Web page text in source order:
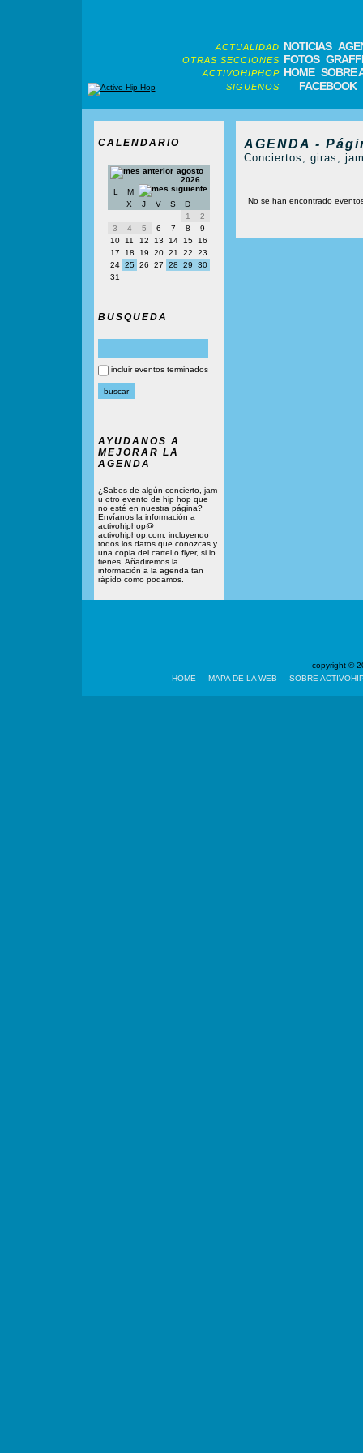
ACTUALIDAD NOTICIAS
OTRAS SECCIONES FOTOS
ACTIVOHIPHOP HOME SOBRE
SIGUENOS FACEBOOK
CALENDARIO
agosto
2026
L
M
X
J V S
D
1
2
3
4 5 6 7 8
9
10
11 12 13 14 15
16
17
18 19 20 21 22
23
24 25 26 27 28 29
30
31
BUSQUEDA
incluir eventos terminados
AYUDANOS A
MEJORAR LA
AGENDA
¿Sabes de algún concierto, jam
u otro evento de hip hop que
no esté en nuestra página?
Envíanos la información a
activohiphop@
activohiphop.com, incluyendo
todos los datos que conozcas y
una copia del cartel o flyer, si lo
tienes. Añadiremos la
información a la agenda tan
rápido como podamos.
AGENDA -
Conciertos, giras,
No se han encontrado
copyright ©
HOME
MAPA DE LA WEB SOBRE